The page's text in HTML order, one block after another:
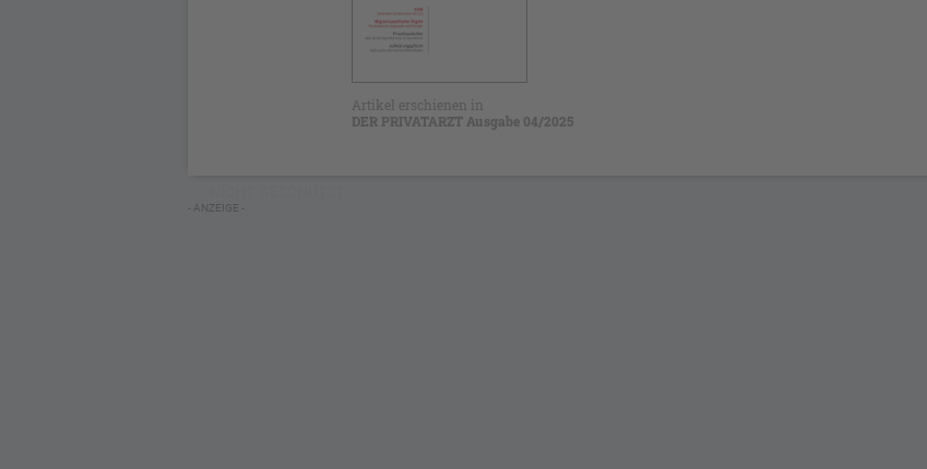
Artikel erschienen in
DER PRIVATARZT Ausgabe 04/2025
- ANZEIGE -